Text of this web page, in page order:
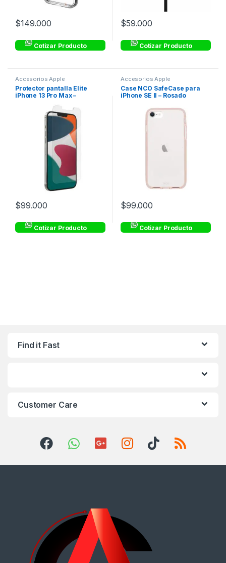
$149.000
Cotizar Producto
$59.000
Cotizar Producto
Accesorios Apple
Protector pantalla Elite
iPhone 13 Pro Max –
$99.000
Cotizar Producto
Accesorios Apple
Case NCO SafeCase para
iPhone SE II – Rosado
$99.000
Cotizar Producto
Find it Fast
Customer Care